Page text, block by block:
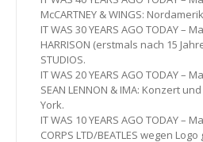
McCARTNEY & WINGS:
IT WAS 30 YEARS AGO TODAY –
HARRISON (erstmals nach 15
STUDIOS.
IT WAS 20 YEARS AGO TODAY –
SEAN LENNON & IMA: Konzert
York.
IT WAS 10 YEARS AGO TODAY –
CORPS LTD/BEATLES wegen